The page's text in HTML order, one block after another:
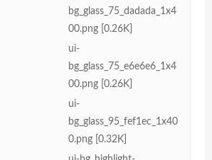
bg_glass_75_dadada_1x4
00.png [0.26K]
ui-
bg_glass_75_e6e6e6_1x4
00.png [0.26K]
ui-
bg_glass_95_fef1ec_1x40
0.png [0.32K]